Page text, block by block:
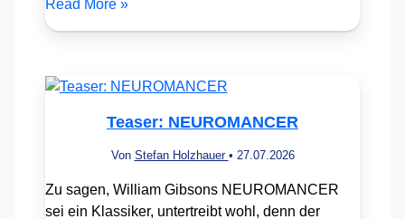
Read More »
Teaser: NEUROMANCER
Von Stefan Holzhauer • 27.07.2026
Zu sagen, William Gibsons NEUROMANCER
sei ein Klassiker, untertreibt wohl, denn der